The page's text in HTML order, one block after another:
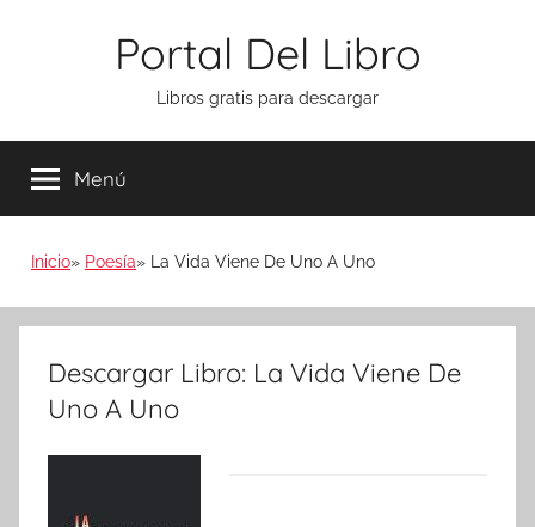
Portal Del Libro
Libros gratis para descargar
Menú
Inicio Poesía La Vida Viene De Uno A Uno
Descargar Libro: La Vida Viene De
Uno A Uno